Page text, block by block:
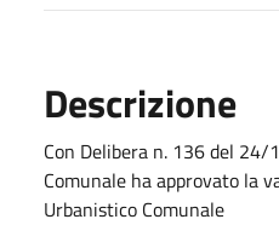
Descrizione
Con Delibera n. 136 del
Comunale ha approvato la
Urbanistico Comunale